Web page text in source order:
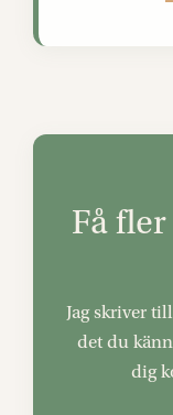
Få
Jag skriver
det du
dig